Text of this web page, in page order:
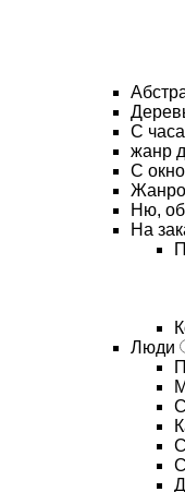
С
жанр
С
Ню,
На
Люди